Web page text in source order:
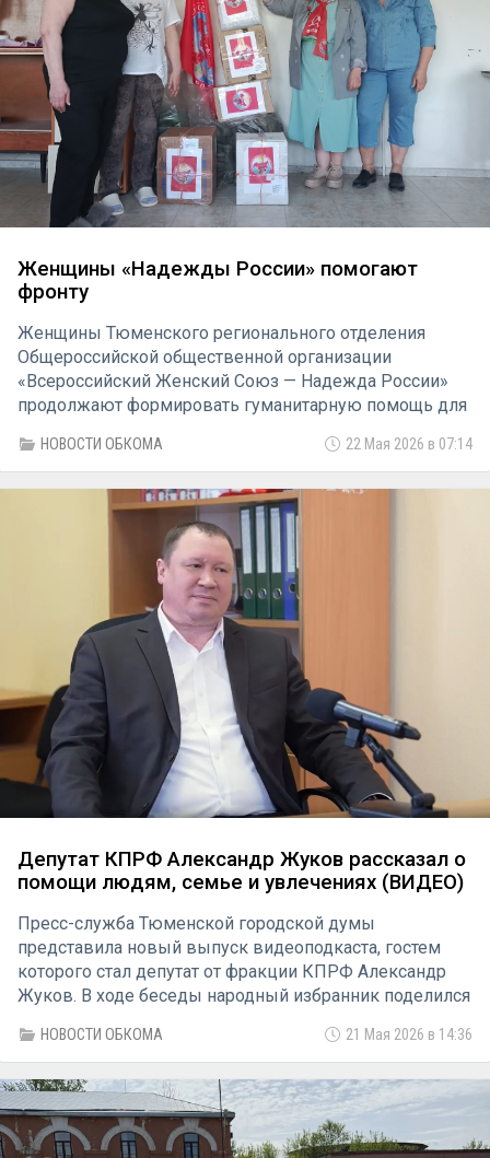
Женщины «Надежды России» помогают
фронту
Женщины Тюменского регионального отделения
Общероссийской общественной организации
«Всероссийский Женский Союз — Надежда России»
продолжают формировать гуманитарную помощь для
партию собрали и отправили активистки Исетского
отделения (руководитель — Вера Александровна
НОВОСТИ ОБКОМА 22 Мая 2026 в 07:14
Депутат КПРФ Александр Жуков рассказал о
помощи людям, семье и увлечениях (ВИДЕО)
Пресс-служба Тюменской городской думы
представила новый выпуск видеоподкаста, гостем
которого стал депутат от фракции КПРФ Александр
Жуков. В ходе беседы народный избранник поделился
конкретными примерами решённых проблем, но и
приоткрыл завесу над своей личной жизнью,
рассказав о семье и хобби.
НОВОСТИ ОБКОМА 21 Мая 2026 в 14:36